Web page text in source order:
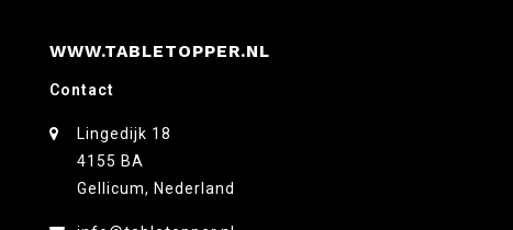
WWW.TABLETOPPER.NL
Contact
Lingedijk 18
4155 BA
Gellicum, Nederland